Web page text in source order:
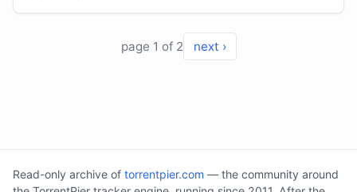
page 1 of 2 next ›
Read-only archive of torrentpier.com — the community around